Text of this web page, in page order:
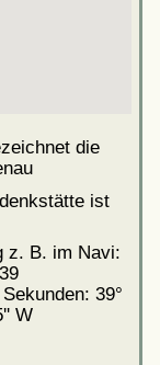
die
ist
z. B. im Navi:
39°
W